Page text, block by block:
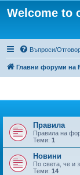
Welcome to
Въпроси/
Главни форуми на
Правила
Правила на
Теми: 1
Новини
По света, че и
Теми: 14